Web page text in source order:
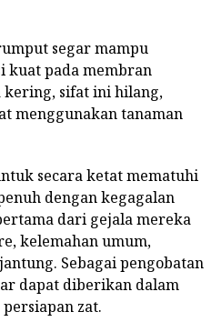
segar mampu
kuat pada membran
kering, sifat ini hilang,
menggunakan tanaman
secara ketat mematuhi
dengan kegagalan
dari gejala mereka
kelemahan umum,
Sebagai pengobatan
dapat diberikan dalam
zat.